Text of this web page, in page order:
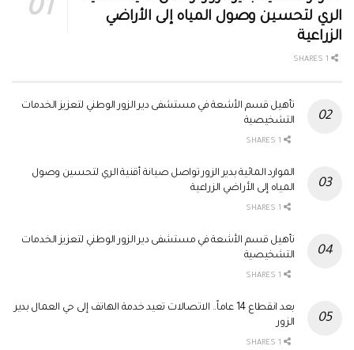
الري لتحسين وصول المياه إلى الأراضي
الزراعية
تأهيل قسم الأشعة في مستشفى دير الزور الوطني لتعزيز الخدمات
التشخيصية
الموارد المائية بدير الزور تواصل صيانة أقنية الري لتحسين وصول
المياه إلى الأراضي الزراعية
تأهيل قسم الأشعة في مستشفى دير الزور الوطني لتعزيز الخدمات
التشخيصية
بعد انقطاع 14 عاماً.. الاتصالات تعيد خدمة الهاتف إلى حي العمال بدير
الزور